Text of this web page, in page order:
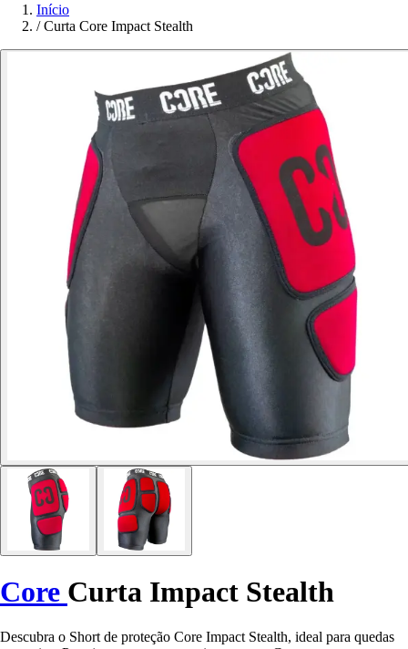
Início
/ Curta Core Impact Stealth
Core Curta Impact Stealth
Descubra o Short de proteção Core Impact Stealth, ideal para quedas